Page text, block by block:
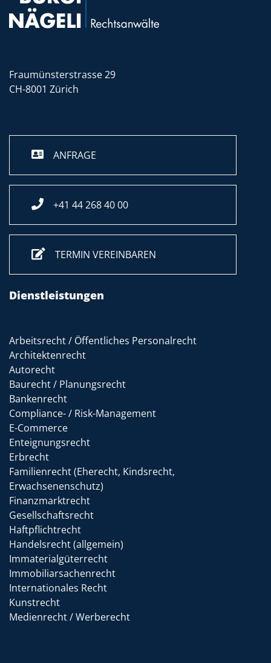
Fraumünsterstrasse 29
CH-8001 Zürich
ANFRAGE
+41 44 268 40 00
TERMIN VEREINBAREN
Dienstleistungen
Arbeitsrecht / Öffentliches Personalrecht
Architektenrecht
Autorecht
Baurecht / Planungsrecht
Bankenrecht
Compliance- / Risk-Management
E-Commerce
Enteignungsrecht
Erbrecht
Familienrecht (Eherecht, Kindsrecht,
Erwachsenenschutz)
Finanzmarktrecht
Gesellschaftsrecht
Haftpflichtrecht
Handelsrecht (allgemein)
Immaterialgüterrecht
Immobiliarsachenrecht
Internationales Recht
Kunstrecht
Medienrecht / Werberecht